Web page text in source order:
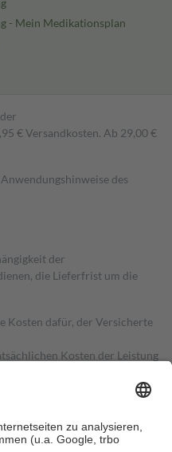
- Mein Medikationsplan
€ Versandkosten. Ab 29,00 €
des
der
die Lieferfrist um die
Kosten dafür, der Versicherte
Kosten der Leistung